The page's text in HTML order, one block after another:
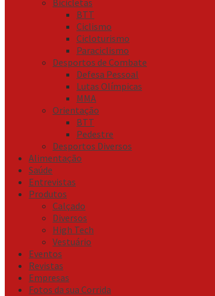
Bicicletas
BTT
Ciclismo
Cicloturismo
Paraciclismo
Desportos de Combate
Defesa Pessoal
Lutas Olímpicas
MMA
Orientação
BTT
Pedestre
Desportos Diversos
Alimentação
Saúde
Entrevistas
Produtos
Calçado
Diversos
High Tech
Vestuário
Eventos
Revistas
Empresas
Fotos da sua Corrida